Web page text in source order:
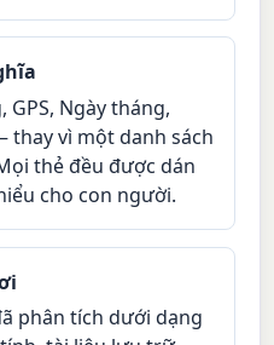
Ngày tháng,
thay vì một danh sách
thẻ đều được dán
cho con người.
phân tích dưới dạng